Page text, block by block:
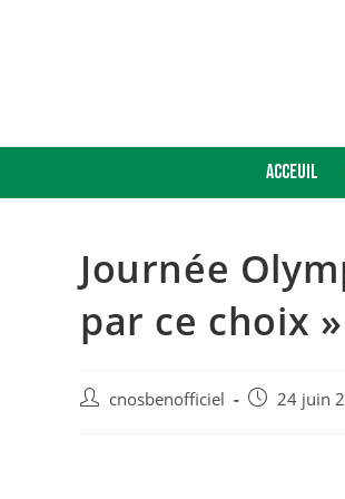
Acceuil
Journée
par ce choix
cnosbenofficiel 24 juin